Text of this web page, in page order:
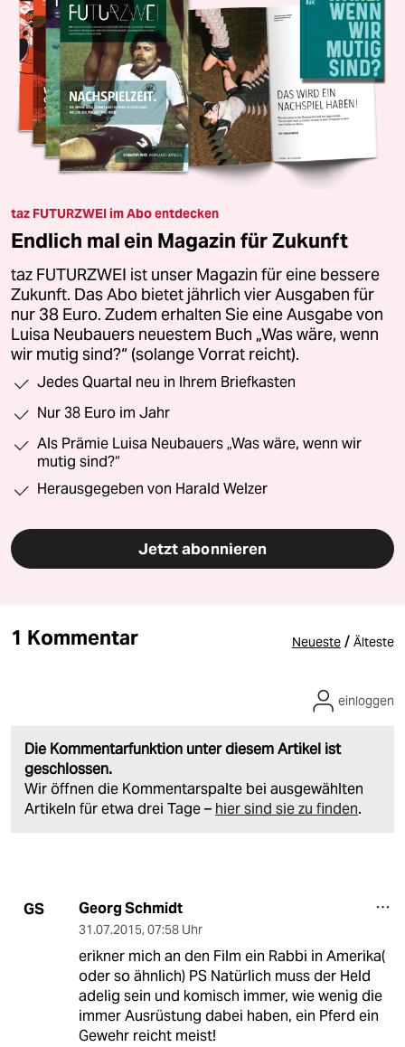
taz FUTURZWEI im Abo entdecken
Endlich mal ein Magazin für Zukunft
taz FUTURZWEI ist unser Magazin für eine bessere
Zukunft. Das Abo bietet jährlich vier Ausgaben für
nur 38 Euro. Zudem erhalten Sie eine Ausgabe von
Luisa Neubauers neuestem Buch „Was wäre, wenn
wir mutig sind?“ (solange Vorrat reicht).
Jedes Quartal neu in Ihrem Briefkasten
Nur 38 Euro im Jahr
Als Prämie Luisa Neubauers „Was wäre, wenn wir
mutig sind?“
Herausgegeben von Harald Welzer
Jetzt abonnieren
1 Kommentar Neueste / Älteste
Die Kommentarfunktion unter diesem Artikel ist
geschlossen.
Wir öffnen die Kommentarspalte bei ausgewählten
Artikeln für etwa drei Tage – hier sind sie zu finden.
einloggen
GS Georg Schmidt
31.07.2015, 07:58 Uhr
erikner mich an den Film ein Rabbi in Amerika(
oder so ähnlich) PS Natürlich muss der Held
adelig sein und komisch immer, wie wenig die
immer Ausrüstung dabei haben, ein Pferd ein
Gewehr reicht meist!